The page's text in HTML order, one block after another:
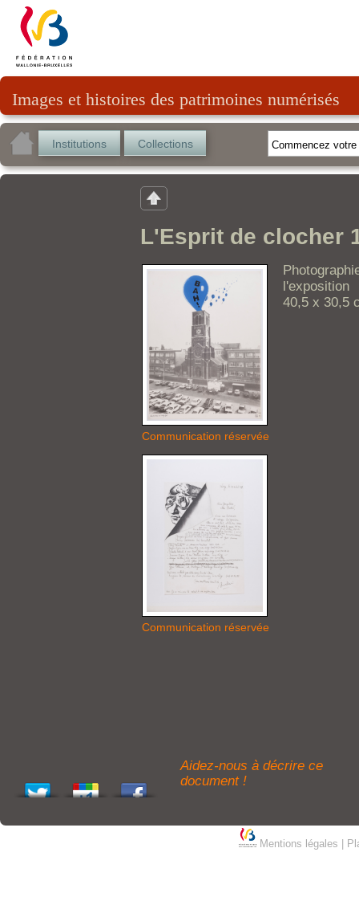
Images et histoires des patrimoines numérisés
Institutions Collections
L'Esprit de clocher
Communication réservée
40,5 x 30,5
Communication réservée
Aidez-nous à décrire ce
document !
Mentions légales